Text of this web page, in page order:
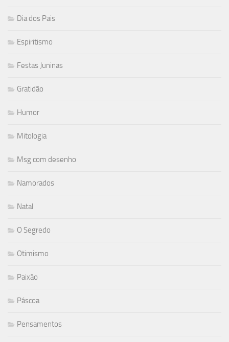
Dia dos Pais
Espiritismo
Festas Juninas
Gratidão
Humor
Mitologia
Msg com desenho
Namorados
Natal
O Segredo
Otimismo
Paixão
Páscoa
Pensamentos